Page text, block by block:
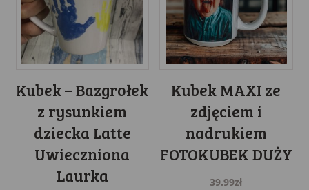
Kubek – Bazgrołek
z rysunkiem
dziecka Latte
Uwieczniona
Laurka
Kubek MAXI ze
zdjęciem i
nadrukiem
FOTOKUBEK DUŻY
39.99zł